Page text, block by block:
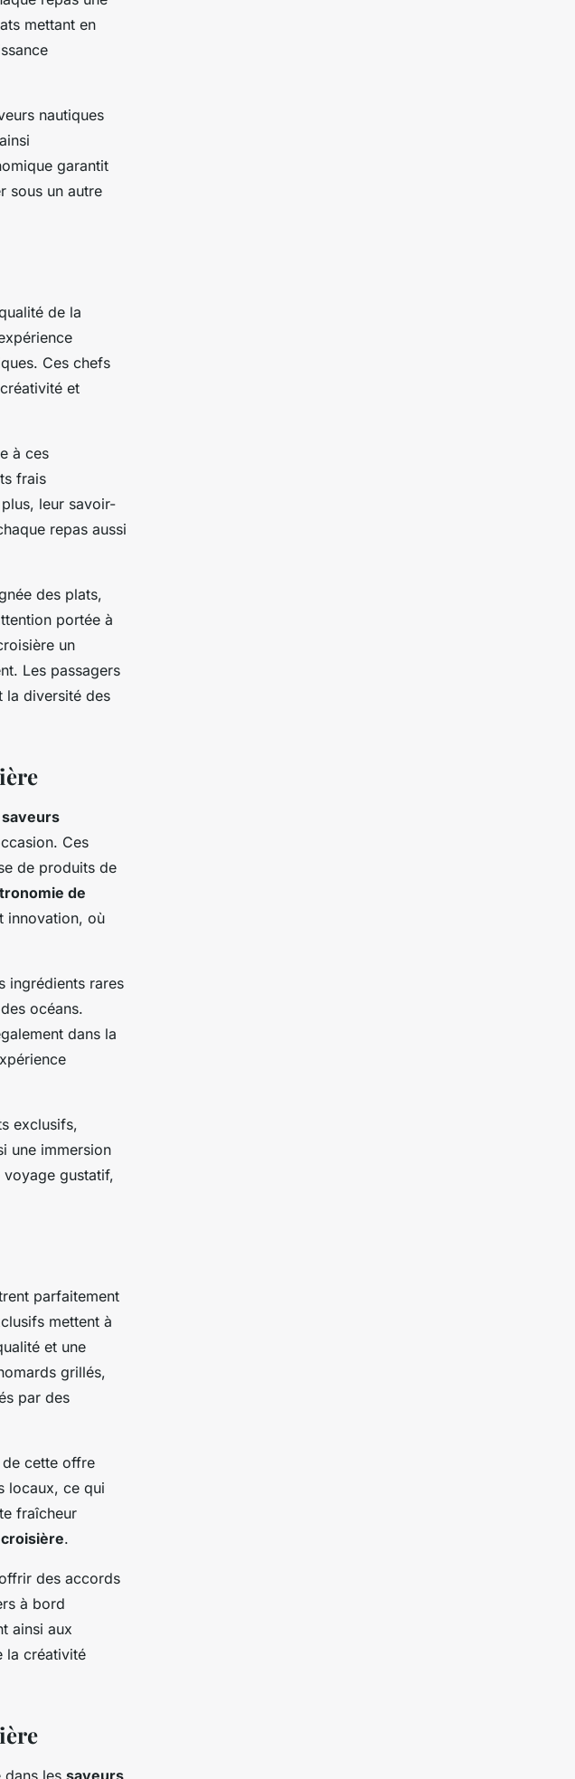
mettant en
nautiques
garantit
sous un autre
de la
Ces chefs
et
à ces
frais
leur savoir-
repas aussi
des plats,
portée à
un
Les passagers
la diversité des
saveurs
Ces
de produits de
de
innovation, où
ingrédients rares
océans.
dans la
exclusifs,
une immersion
gustatif,
parfaitement
mettent à
et une
grillés,
par des
de cette offre
locaux, ce qui
fraîcheur
.
des accords
à bord
ainsi aux
la créativité